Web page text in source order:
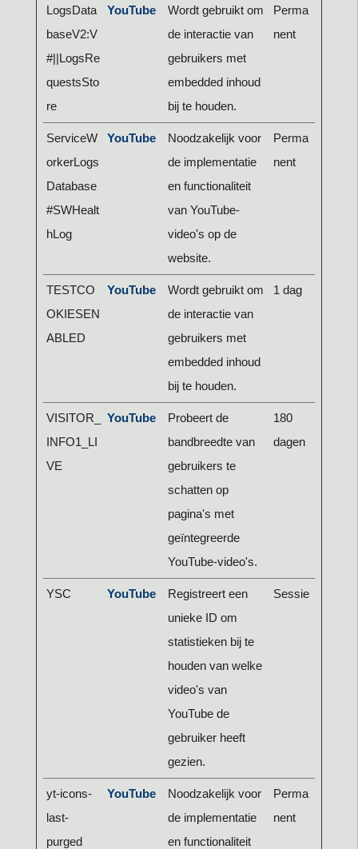
LogsData
baseV2:V
#||LogsRe
questsSto
re
YouTube
Wordt gebruikt om
de interactie van
gebruikers met
embedded inhoud
bij te houden.
Perma
nent
ServiceW
orkerLogs
Database
#SWHealt
hLog
YouTube
Noodzakelijk voor
de implementatie
en functionaliteit
van YouTube-
video's op de
website.
Perma
nent
TESTCO
OKIESEN
ABLED
YouTube
Wordt gebruikt om
de interactie van
gebruikers met
embedded inhoud
bij te houden.
1 dag
VISITOR_
INFO1_LI
VE
YouTube
Probeert de
bandbreedte van
gebruikers te
schatten op
pagina's met
geïntegreerde
YouTube-video's.
180
dagen
YSC YouTube
Registreert een
unieke ID om
statistieken bij te
houden van welke
video's van
YouTube de
gebruiker heeft
gezien.
Sessie
yt-icons-
last-
purged
YouTube
Noodzakelijk voor
de implementatie
en functionaliteit
Perma
nent